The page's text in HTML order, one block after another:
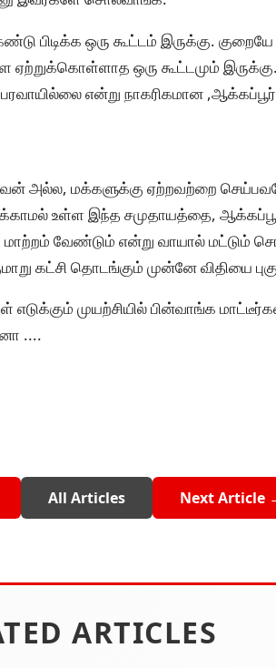
பிடிக்க ஒரு கூட்டம் இருக்கு.
ஏற்றுக்கொள்ளாத ஒரு கூட்டமும்
என்று நாகரிகமான
அல்ல, மக்களுக்கு ஏற்றவற்றை
உள்ள இந்த சமுதாயத்தை,
வேண்டும் என்று வாயால் மட்டும்
கட்சி தொடங்கும் முன்னே விதியை
முயற்சியில் பின்வாங்க
....
All Articles Next Article
ARTICLES